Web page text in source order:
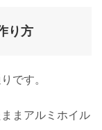
り方
です。
まアルミホイル